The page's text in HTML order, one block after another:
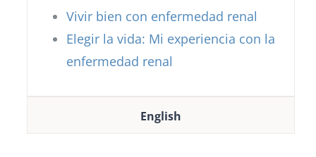
Vivir bien con enfermedad renal
Elegir la vida: Mi experiencia con la
enfermedad renal
English